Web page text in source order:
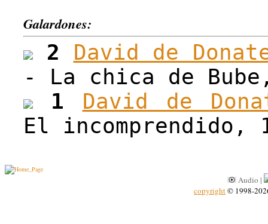
Galardones:
2 David de
- La chica de
1 David de
El incomprendido,
Audio |
copyright© 1998-